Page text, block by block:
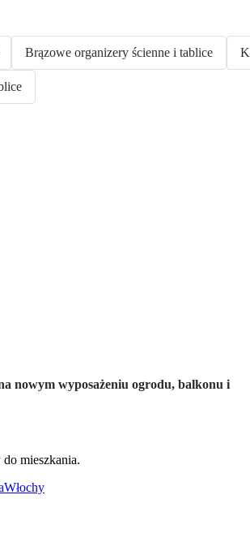
Brązowe organizery ścienne i tablice
nowym wyposażeniu ogrodu, balkonu i
mieszkania.
Włochy